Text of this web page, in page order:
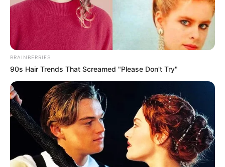
BRAINBERRIES
90s Hair Trends That Screamed "Please Don't Try"